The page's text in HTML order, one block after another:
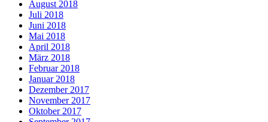
August 2018
Juli 2018
Juni 2018
Mai 2018
April 2018
März 2018
Februar 2018
Januar 2018
Dezember 2017
November 2017
Oktober 2017